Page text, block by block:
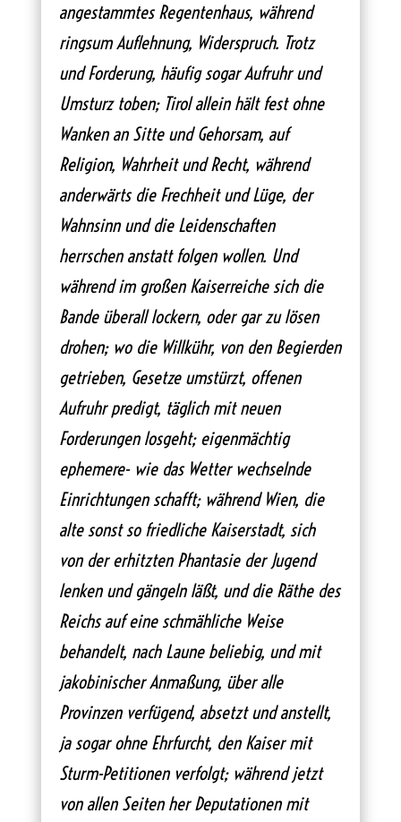
angestammtes Regentenhaus, während
ringsum Auflehnung, Widerspruch. Trotz
und Forderung, häufig sogar Aufruhr und
Umsturz toben; Tirol allein hält fest ohne
Wanken an Sitte und Gehorsam, auf
Religion, Wahrheit und Recht, während
anderwärts die Frechheit und Lüge, der
Wahnsinn und die Leidenschaften
herrschen anstatt folgen wollen. Und
während im großen Kaiserreiche sich die
Bande überall lockern, oder gar zu lösen
drohen; wo die Willkühr, von den Begierden
getrieben, Gesetze umstürzt, offenen
Aufruhr predigt, täglich mit neuen
Forderungen losgeht; eigenmächtig
ephemere- wie das Wetter wechselnde
Einrichtungen schafft; während Wien, die
alte sonst so friedliche Kaiserstadt, sich
von der erhitzten Phantasie der Jugend
lenken und gängeln läßt, und die Räthe des
Reichs auf eine schmähliche Weise
behandelt, nach Laune beliebig, und mit
jakobinischer Anmaßung, über alle
Provinzen verfügend, absetzt und anstellt,
ja sogar ohne Ehrfurcht, den Kaiser mit
Sturm-Petitionen verfolgt; während jetzt
von allen Seiten her Deputationen mit